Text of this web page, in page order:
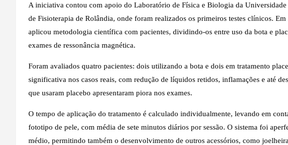
A iniciativa contou com apoio do Laboratório de Física e Biologia da
de Fisioterapia de Rolândia, onde foram realizados os primeiros testes clínicos.
aplicou metodologia científica com pacientes, dividindo-os entre uso da bota e
exames de ressonância magnética.
Foram avaliados quatro pacientes: dois utilizando a bota e dois em tratamento
significativa nos casos reais, com redução de líquidos retidos, inflamações e até
que usaram placebo apresentaram piora nos exames.
O tempo de aplicação do tratamento é calculado individualmente, levando em
fototipo de pele, com média de sete minutos diários por sessão. O sistema foi
médio, permitindo também o desenvolvimento de outros acessórios, como